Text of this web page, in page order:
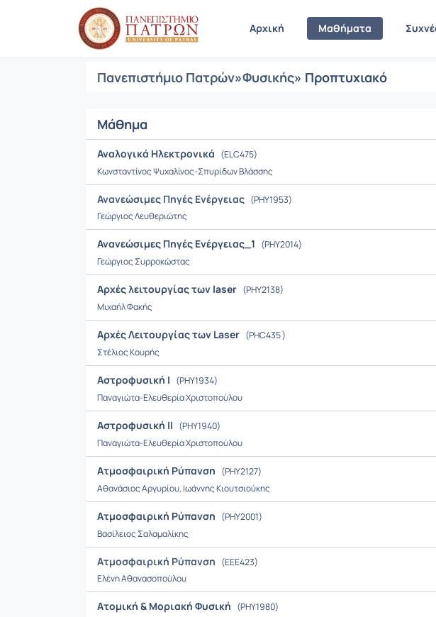
Αρχική Μαθήματα
Μαθήματα
Πανεπιστήμιο Πατρών»Φυσικής» Προπτυχιακό
Μάθημα
Αναλογικά Ηλεκτρονικά (ELC475)
Κωνσταντίνος Ψυχαλίνος-Σπυρίδων Βλάσσης
Ανανεώσιμες Πηγές Ενέργειας (PHY1953)
Γεώργιος Λευθεριώτης
Ανανεώσιμες Πηγές Ενέργειας_1 (PHY2014)
Γεώργιος Συρροκώστας
Αρχές λειτουργίας των laser (PHY2138)
Μιχαήλ Φακής
Αρχές Λειτουργίας των Laser (PHC435 )
Στέλιος Κουρής
Αστροφυσική Ι (PHY1934)
Παναγιώτα-Ελευθερία Χριστοπούλου
Αστροφυσική ΙΙ (PHY1940)
Παναγιώτα-Ελευθερία Χριστοπούλου
Ατμοσφαιρική Ρύπανση (PHY2127)
Αθανάσιος Αργυρίου, Ιωάννης Κιουτσιούκης
Ατμοσφαιρική Ρύπανση (PHY2001)
Βασίλειος Σαλαμαλίκης
Ατμοσφαιρική Ρύπανση (ΕΕΕ423)
Ελένη Αθανασοπούλου
Ατομική & Μοριακή Φυσική (PHY1980)